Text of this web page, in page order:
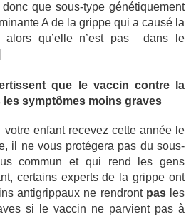
que sous-type génétiquement
A de la grippe qui a causé la
alors qu’elle n’est pas dans le
que le vaccin contre la
symptômes moins graves
votre enfant recevez cette année le
il ne vous protégera pas du sous-
commun et qui rend les gens
certains experts de la grippe ont
antigrippaux ne rendront pasles
si le vaccin ne parvient pas à